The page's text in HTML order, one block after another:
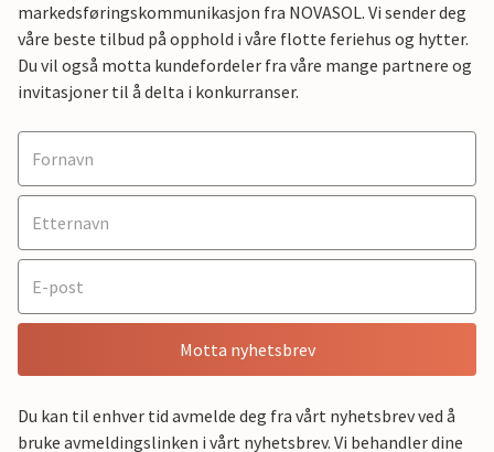
markedsføringskommunikasjon fra NOVASOL. Vi sender deg
våre beste tilbud på opphold i våre flotte feriehus og hytter.
Du vil også motta kundefordeler fra våre mange partnere og
invitasjoner til å delta i konkurranser.
Motta nyhetsbrev
Du kan til enhver tid avmelde deg fra vårt nyhetsbrev ved å
bruke avmeldingslinken i vårt nyhetsbrev. Vi behandler dine